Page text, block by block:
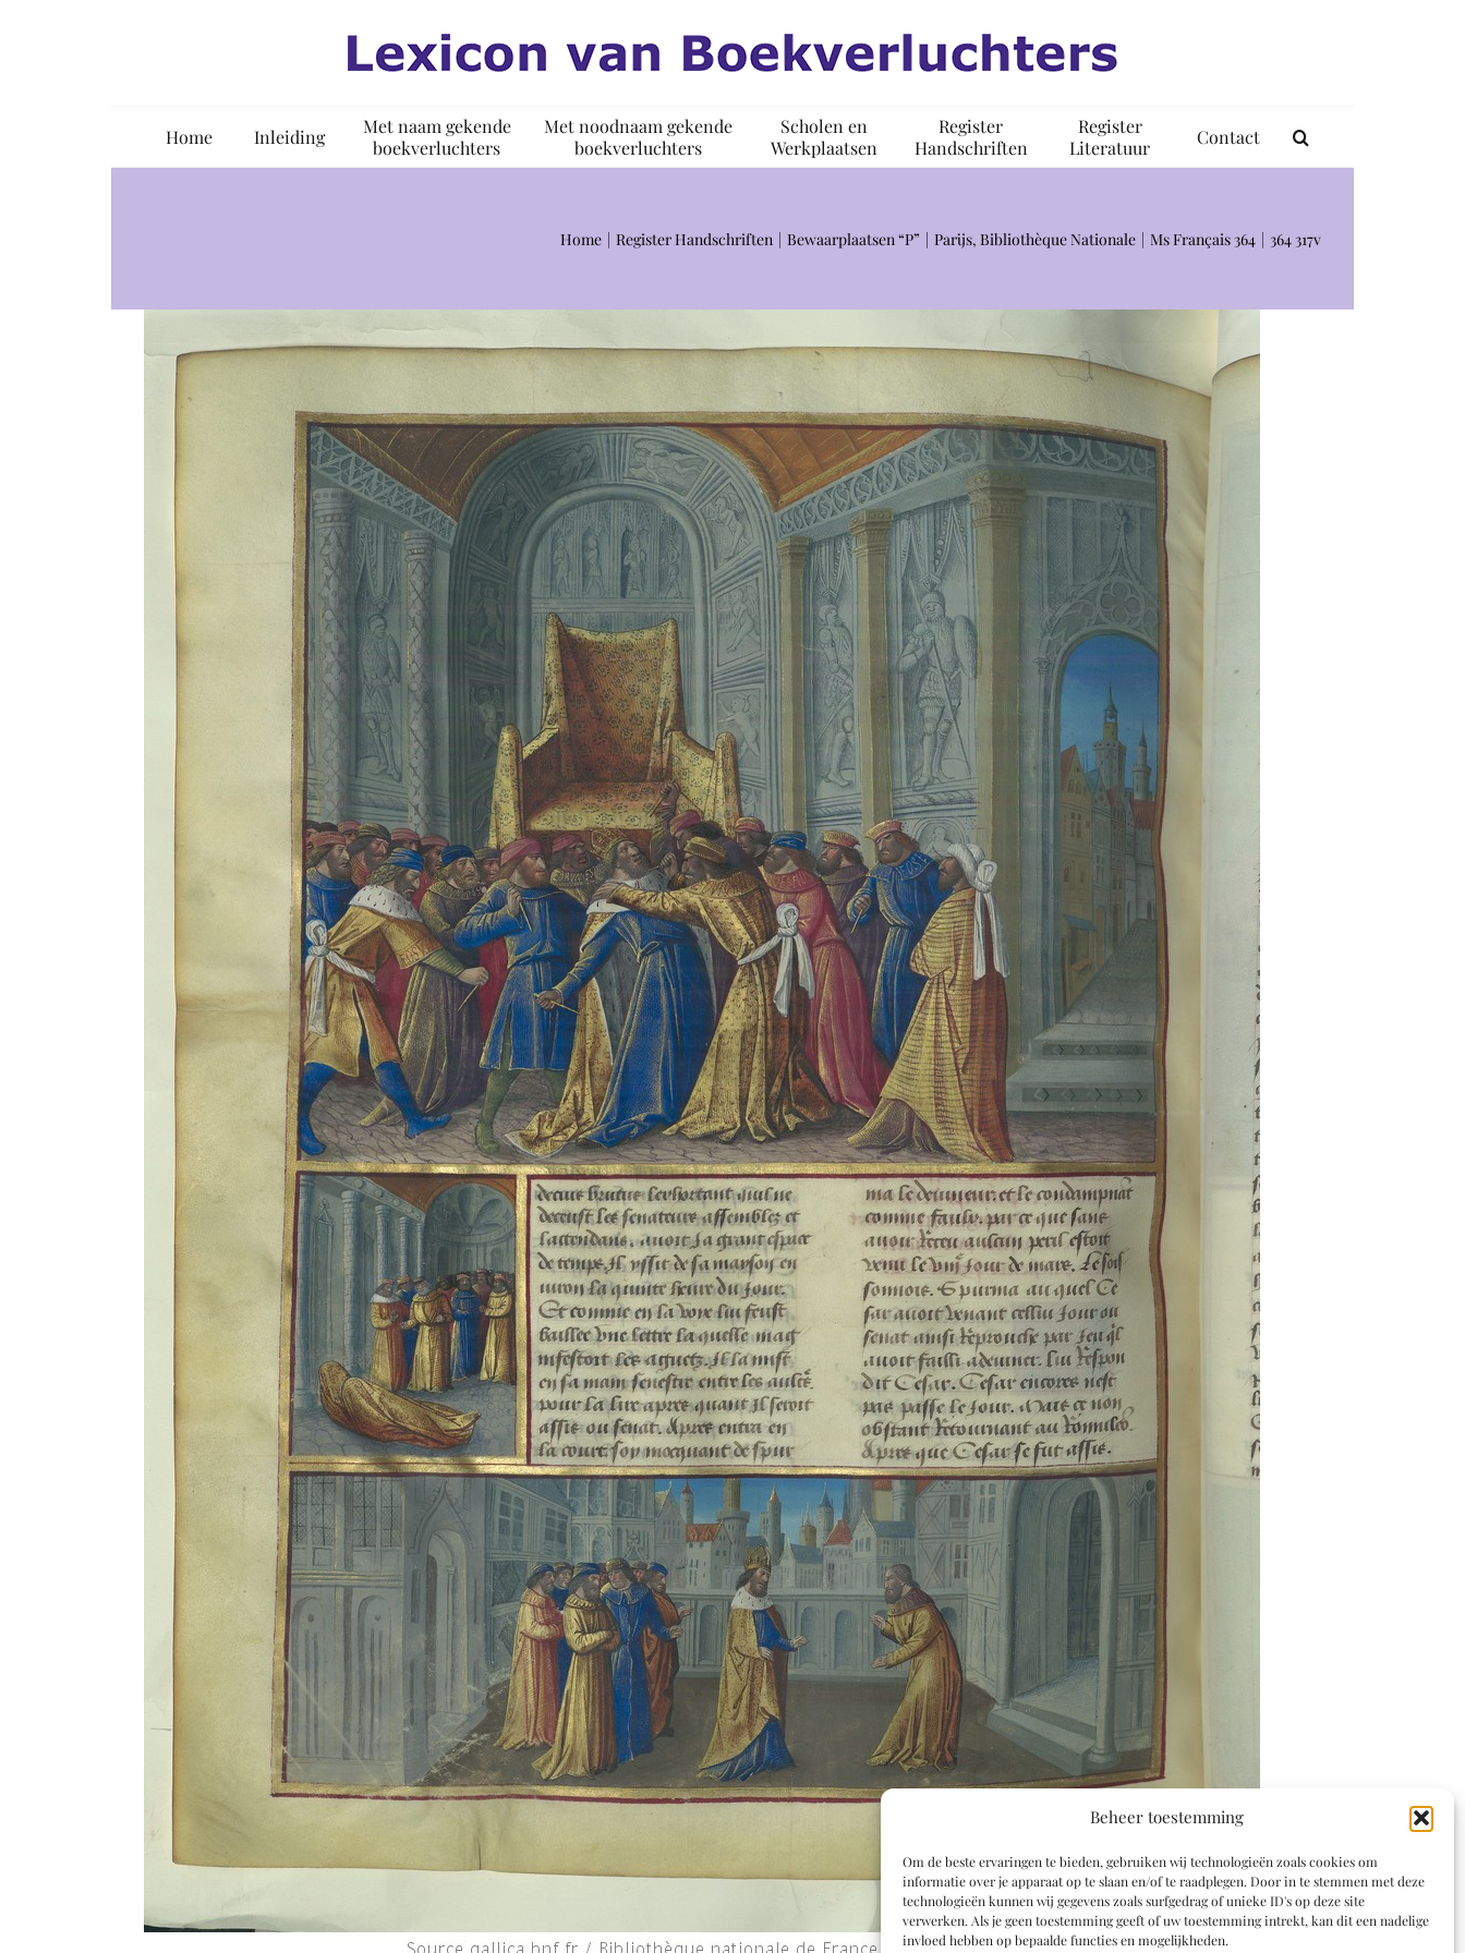
Beheer toestemming
Om de beste ervaringen te bieden, gebruiken wij technologieën zoals cookies om
informatie over je apparaat op te slaan en/of te raadplegen. Door in te stemmen met deze
technologieën kunnen wij gegevens zoals surfgedrag of unieke ID's op deze site
verwerken. Als je geen toestemming geeft of uw toestemming intrekt, kan dit een nadelige
invloed hebben op bepaalde functies en mogelijkheden.
Home Inleiding
Met naam gekende
boekverluchters
Met noodnaam gekende
boekverluchters
Scholen en
Werkplaatsen
Register
Handschriften
Register
Literatuur
Contact
Home Register Handschriften Bewaarplaatsen “P” Parijs, Bibliothèque Nationale Ms Français 364 364 317v